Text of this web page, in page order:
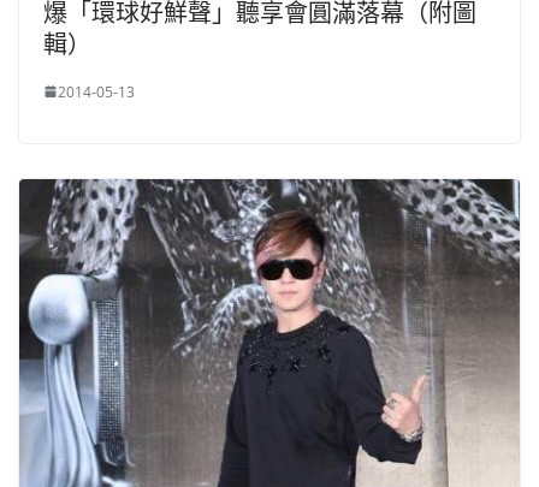
爆「環球好鮮聲」聽享會圓滿落幕（附圖
輯）
2014-05-13